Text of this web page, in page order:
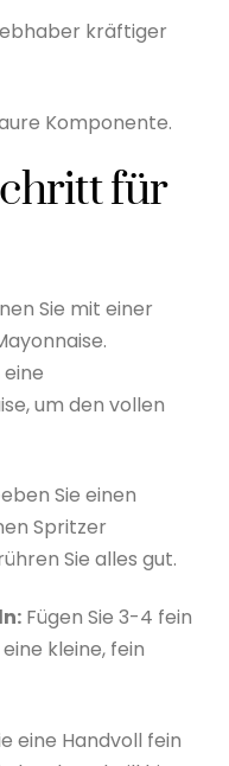
kräftiger
Komponente.
für
Sie mit einer
um den vollen
Sie einen
Spritzer
Sie alles gut.
Fügen Sie 3-4 fein
kleine, fein
eine Handvoll fein